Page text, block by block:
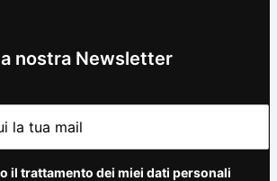
nostra Newsletter
il trattamento dei miei dati personali